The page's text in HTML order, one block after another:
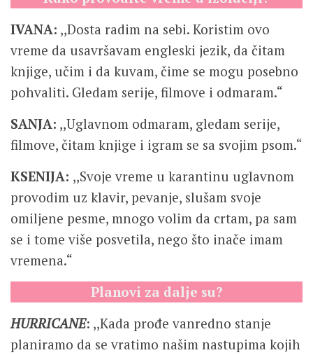
IVANA: ,,Dosta radim na sebi. Koristim ovo
vreme da usavršavam engleski jezik, da čitam
knjige, učim i da kuvam, čime se mogu posebno
pohvaliti. Gledam serije, filmove i odmaram.“
SANJA: ,,Uglavnom odmaram, gledam serije,
filmove, čitam knjige i igram se sa svojim psom.“
KSENIJA: ,,Svoje vreme u karantinu uglavnom
provodim uz klavir, pevanje, slušam svoje
omiljene pesme, mnogo volim da crtam, pa sam
se i tome više posvetila, nego što inače imam
vremena.“
Planovi za dalje su?
HURRICANE: ,,Kada prođe vanredno stanje
planiramo da se vratimo našim nastupima kojih